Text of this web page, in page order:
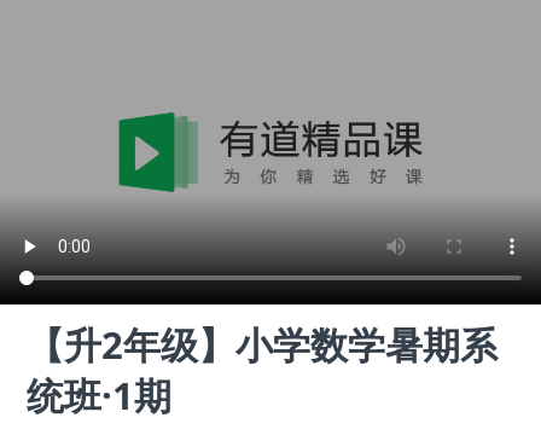
【升2年级】小学数学暑期系
统班·1期